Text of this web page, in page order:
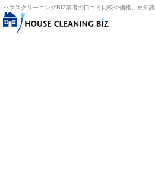
ハウスクリーニングBIZ業者の口コミ比較や価格、豆知識